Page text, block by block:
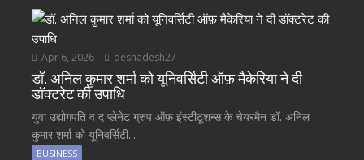
Apr 6, 2026 deshadesh27
डॉ. अनिल कुमार शर्मा को यूनिवर्सिटी ऑफ़ मैकेरिया ने दी
डॉक्टरेट की उपाधि
युवा उद्योगपति व द प्लेनेट ग्रुप ऑफ़ इंस्टीटूशन्स के चेयरमैन डॉ. अनिल
कुमार शर्मा को यूनिवर्सिटी...
BUSINESS